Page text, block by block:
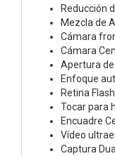
Reducción
Mezcla de
Cámara
Cámara
Apertura de
Enfoque
Retina Flash
Tocar para
Encuadre
Vídeo
Captura Dual